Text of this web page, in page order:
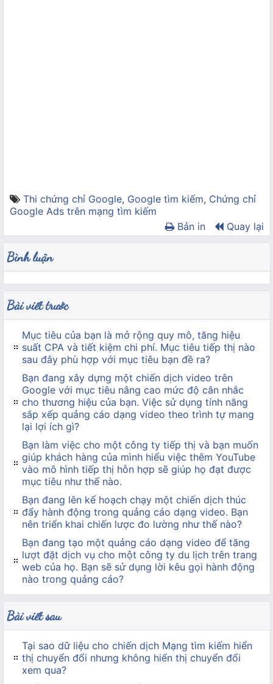
Thi chứng chỉ Google, Google tìm kiếm, Chứng chỉ
Google Ads trên mạng tìm kiếm
Bản in
Quay lại
Bình luận
Bài viết trước
Mục tiêu của bạn là mở rộng quy mô, tăng hiệu
suất CPA và tiết kiệm chi phí. Mục tiêu tiếp thị nào
sau đây phù hợp với mục tiêu bạn đề ra?
Bạn đang xây dựng một chiến dịch video trên
Google với mục tiêu nâng cao mức độ cân nhắc
cho thương hiệu của bạn. Việc sử dụng tính năng
sắp xếp quảng cáo dạng video theo trình tự mang
lại lợi ích gì?
Bạn làm việc cho một công ty tiếp thị và bạn muốn
giúp khách hàng của mình hiểu việc thêm YouTube
vào mô hình tiếp thị hỗn hợp sẽ giúp họ đạt được
mục tiêu như thế nào.
Bạn đang lên kế hoạch chạy một chiến dịch thúc
đẩy hành động trong quảng cáo dạng video. Bạn
nên triển khai chiến lược đo lường như thế nào?
Bạn đang tạo một quảng cáo dạng video để tăng
lượt đặt dịch vụ cho một công ty du lịch trên trang
web của họ. Bạn sẽ sử dụng lời kêu gọi hành động
nào trong quảng cáo?
Bài viết sau
Tại sao dữ liệu cho chiến dịch Mạng tìm kiếm hiển
thị chuyển đổi nhưng không hiển thị chuyển đổi
xem qua?